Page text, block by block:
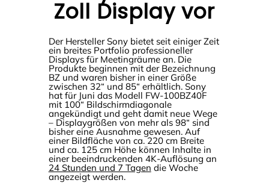
Zoll Display vor
Der Hersteller Sony bietet seit einiger Zeit
ein breites Portfolio professioneller
Displays für Meetingräume an. Die
Produkte beginnen mit der Bezeichnung
BZ und waren bisher in einer Größe
zwischen 32“ und 85“ erhältlich. Sony
hat für Juni das Modell FW-100BZ40F
mit 100“ Bildschirmdiagonale
angekündigt und geht damit neue Wege
– Displaygrößen von mehr als 98“ sind
bisher eine Ausnahme gewesen. Auf
einer Bildfläche von ca. 220 cm Breite
und ca. 125 cm Höhe können Inhalte in
einer beeindruckenden 4K-Auflösung an
24 Stunden und 7 Tagen die Woche
angezeigt werden.